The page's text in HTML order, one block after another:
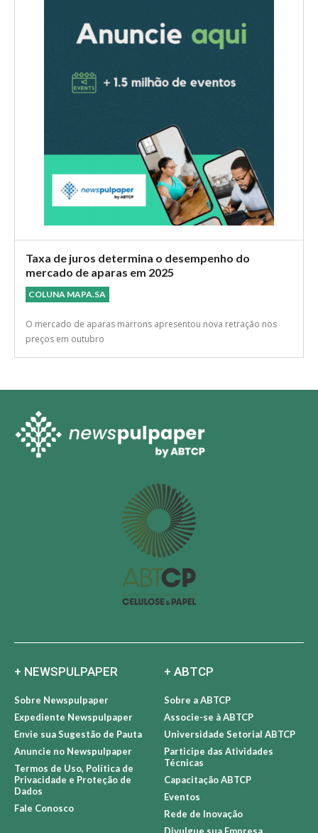
Taxa de juros determina o desempenho do
mercado de aparas em 2025
COLUNA MAPA.SA
O mercado de aparas marrons apresentou nova retração nos
preços em outubro
+ NEWSPULPAPER
Sobre Newspulpaper
Expediente Newspulpaper
Envie sua Sugestão de Pauta
Anuncie no Newspulpaper
Termos de Uso, Política de
Privacidade e Proteção de
Dados
Fale Conosco
+ ABTCP
Sobre a ABTCP
Associe-se à ABTCP
Universidade Setorial ABTCP
Participe das Atividades
Técnicas
Capacitação ABTCP
Eventos
Rede de Inovação
Divulgue sua Empresa